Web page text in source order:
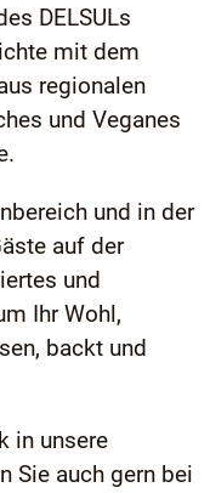
DELSULs
mit dem
regionalen
und Veganes
und in der
auf der
und
Ihr Wohl,
backt und
in unsere
Sie auch gern bei